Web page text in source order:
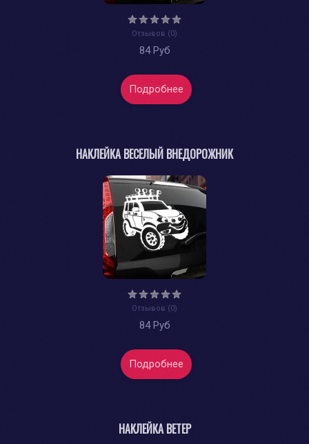
Отзывов (0)
84 Руб
Подробнее
НАКЛЕЙКА ВЕСЕЛЫЙ ВНЕДОРОЖНИК
Отзывов (0)
84 Руб
Подробнее
НАКЛЕЙКА ВЕТЕР